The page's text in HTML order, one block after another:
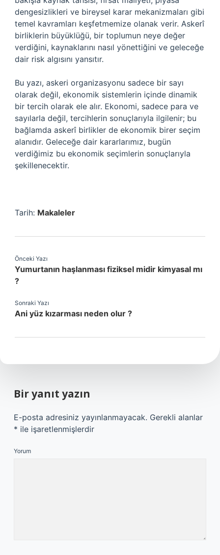
dengesizlikleri ve bireysel karar mekanizmaları gibi
temel kavramları keşfetmemize olanak verir. Askerî
birliklerin büyüklüğü, bir toplumun neye değer
verdiğini, kaynaklarını nasıl yönettiğini ve geleceğe
dair risk algısını yansıtır.
Bu yazı, askeri organizasyonu sadece bir sayı
olarak değil, ekonomik sistemlerin içinde dinamik
bir tercih olarak ele alır. Ekonomi, sadece para ve
sayılarla değil, tercihlerin sonuçlarıyla ilgilenir; bu
bağlamda askerî birlikler de ekonomik birer seçim
alanıdır. Geleceğe dair kararlarımız, bugün
verdiğimiz bu ekonomik seçimlerin sonuçlarıyla
şekillenecektir.
Tarih: Makaleler
Önceki Yazı
Yumurtanın haşlanması fiziksel midir kimyasal mı
?
Sonraki Yazı
Ani yüz kızarması neden olur ?
Bir yanıt yazın
E-posta adresiniz yayınlanmayacak. Gerekli alanlar
* ile işaretlenmişlerdir
Yorum